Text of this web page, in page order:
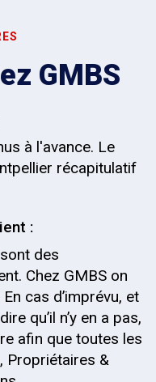
GMBS
à l'avance. Le
récapitulatif
:
des
Chez GMBS on
cas d’imprévu, et
qu’il n’y en a pas,
afin que toutes les
Propriétaires &